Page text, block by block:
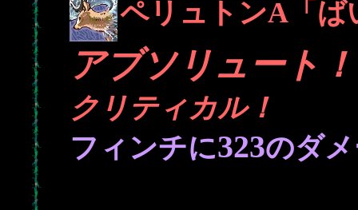
ペリュトンA「ば
アブソリュート
クリティカル！
フィンチに323のダ